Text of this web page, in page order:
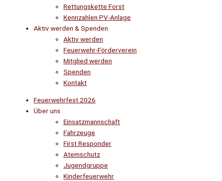
Rettungskette Forst
Kennzahlen PV-Anlage
Aktiv werden & Spenden
Aktiv werden
Feuerwehr-Förderverein
Mitglied werden
Spenden
Kontakt
Feuerwehrfest 2026
Über uns
Einsatzmannschaft
Fahrzeuge
First Responder
Atemschutz
Jugendgruppe
Kinderfeuerwehr